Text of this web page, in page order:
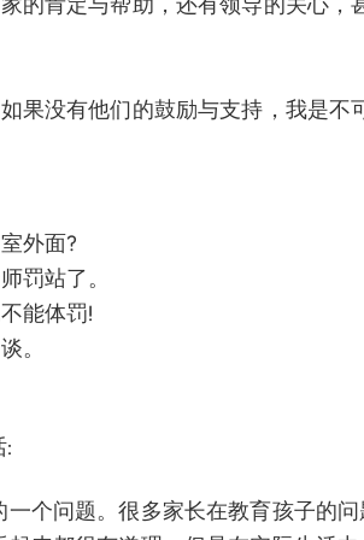
果没有他们的鼓励与支持，我是不
外面?
罚站了。
能体罚!
。
:
个问题。很多家长在教育孩子的